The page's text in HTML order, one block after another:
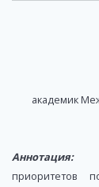
академик
Аннотация:
приоритетов